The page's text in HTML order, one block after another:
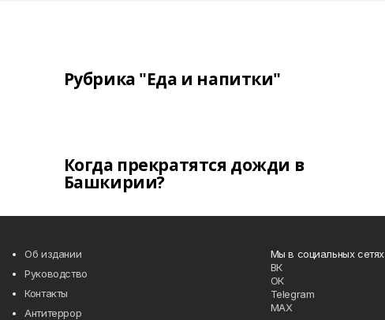
Рубрика "Еда и напитки"
Когда прекратятся дожди в
Башкирии?
Об издании
Руководство
Контакты
Антитеррор
Мы в социальных сетях
ВК
ОК
Telegram
MAX